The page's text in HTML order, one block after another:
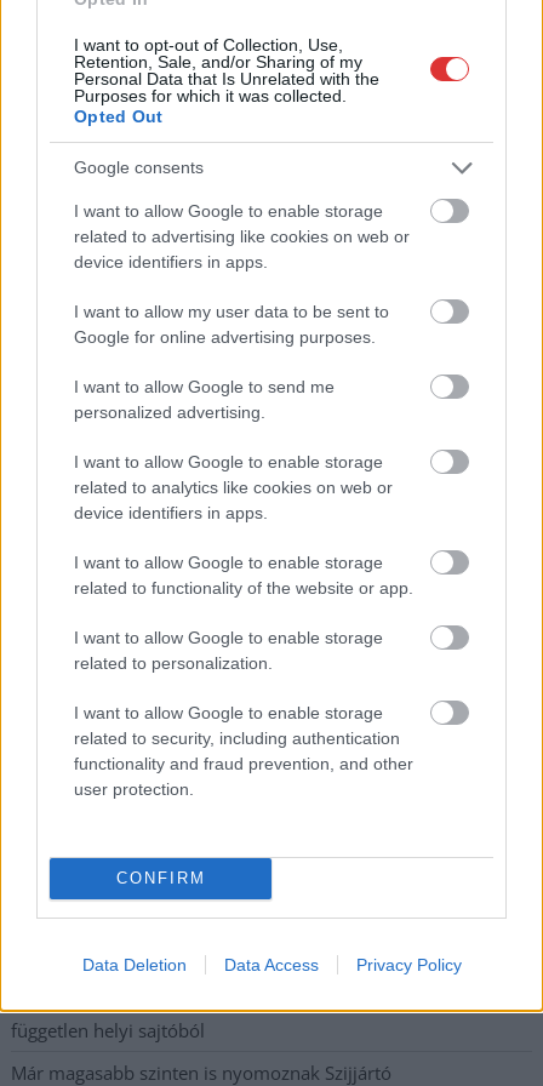
I want to opt-out of Collection, Use,
Retention, Sale, and/or Sharing of my
Personal Data that Is Unrelated with the
Purposes for which it was collected.
Opted Out
Google consents
I want to allow Google to enable storage
related to advertising like cookies on web or
device identifiers in apps.
I want to allow my user data to be sent to
Google for online advertising purposes.
I want to allow Google to send me
personalized advertising.
I want to allow Google to enable storage
related to analytics like cookies on web or
device identifiers in apps.
I want to allow Google to enable storage
related to functionality of the website or app.
I want to allow Google to enable storage
related to personalization.
I want to allow Google to enable storage
related to security, including authentication
functionality and fraud prevention, and other
user protection.
CONFIRM
Data Deletion Data Access Privacy Policy
Hírlevél feliratkozás
Adja meg keresztnevét:
Adja
meg e-mail címét:
legfrissebb információkkal és exkluzív tartalmakkal hétről hétre
postaládájába érkezik!
A SZOL24 legfrissebb 24 cikke
A Tisza Párt Dr. Baka Andrást jelöli köztársasági elnöknek
Óriási, több mint két méteres harcsát fogott a Tiszán a 13 éves
Hétfőn kezdik, csütörtökön végeznek – lezárás miatt
fennakadásokra és pótlóbuszos közlekedésre számítsunk az
egyik Jász-Nagykun-Szolnok megyei vasútvonalon
Visszaszámlálás indul: -1, 0, Sziget!
független helyi sajtóból
Már magasabb szinten is nyomoznak Szijjártó